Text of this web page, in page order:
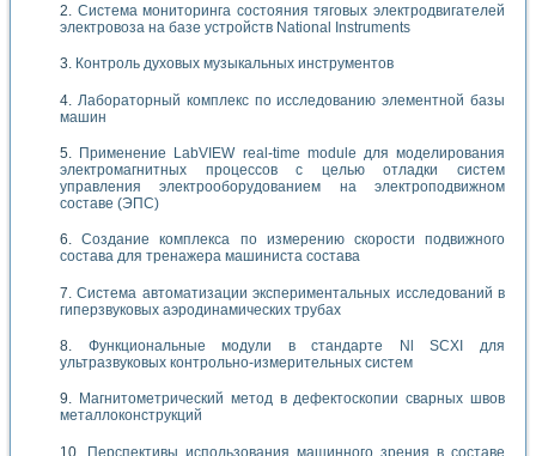
Система мониторинга состояния тяговых электродвигателей
электровоза на базе устройств National Instruments
Контроль духовых музыкальных инструментов
Лабораторный комплекс по исследованию элементной базы
машин
Применение LabVIEW real-time module для моделирования
электромагнитных процессов с целью отладки систем
управления электрооборудованием на электроподвижном
составе (ЭПС)
Создание комплекса по измерению скорости подвижного
состава для тренажера машиниста состава
Система автоматизации экспериментальных исследований в
гиперзвуковых аэродинамических трубах
Функциональные модули в стандарте Nl SCXI для
ультразвуковых контрольно-измерительных систем
Магнитометрический метод в дефектоскопии сварных швов
металлоконструкций
Перспективы использования машинного зрения в составе